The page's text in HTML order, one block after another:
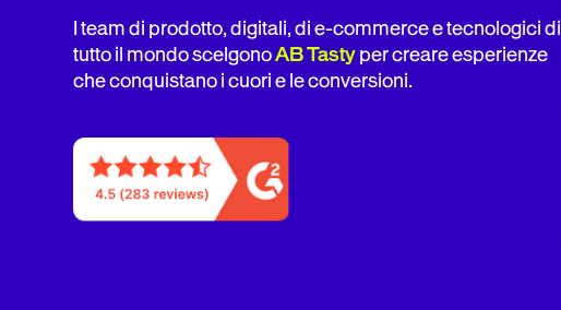
I team di prodotto, digitali, di e-commerce e tecnologici di
tutto il mondo scelgonoAB Tastyper creare esperienze
che conquistano i cuori e le conversioni.